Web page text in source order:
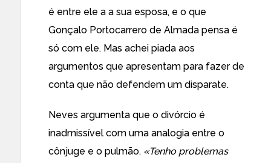
é entre ele a a sua esposa, e o que
Gonçalo Portocarrero de Almada pensa é
só com ele. Mas achei piada aos
argumentos que apresentam para fazer de
conta que não defendem um disparate.
Neves argumenta que o divórcio é
inadmissível com uma analogia entre o
cônjuge e o pulmão. «Tenho problemas